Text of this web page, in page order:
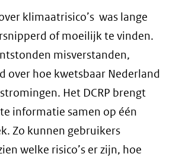
klimaatrisico’s was lange
of moeilijk te vinden.
misverstanden,
over hoe kwetsbaar Nederland
Het DCRP brengt
informatie samen op één
Zo kunnen gebruikers
welke risico’s er zijn, hoe